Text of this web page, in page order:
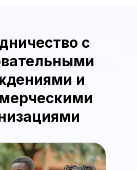
с
и